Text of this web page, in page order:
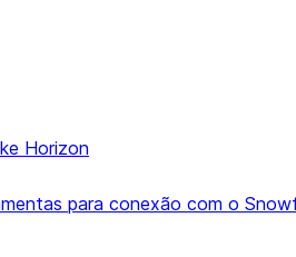
Horizon
para conexão com o